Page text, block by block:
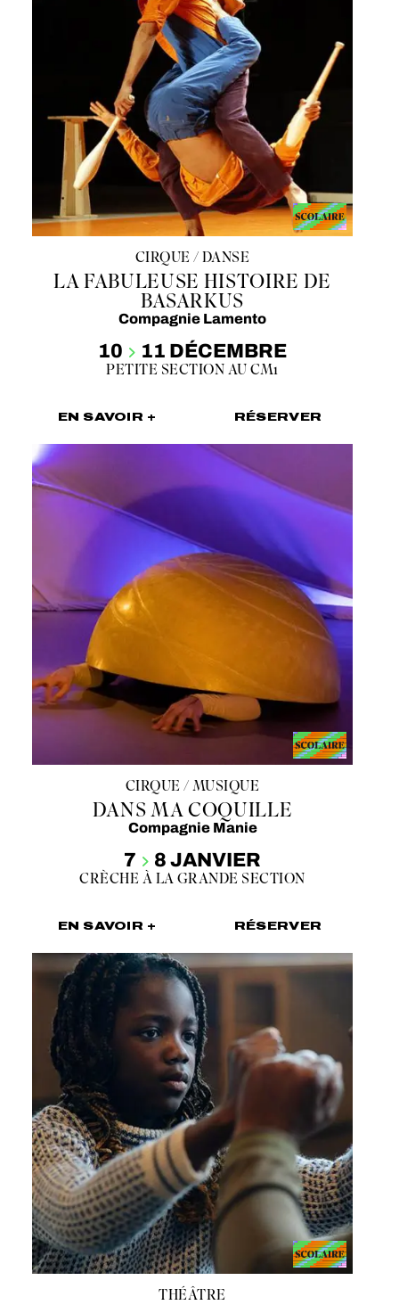
CIRQUE / DANSE
LA FABULEUSE HISTOIRE DE
BASARKUS
Compagnie Lamento
10 11 DÉCEMBRE
PETITE SECTION AU CM1
EN SAVOIR + RÉSERVER
CIRQUE / MUSIQUE
DANS MA COQUILLE
Compagnie Manie
7 8 JANVIER
CRÈCHE À LA GRANDE SECTION
EN SAVOIR + RÉSERVER
THÉÂTRE